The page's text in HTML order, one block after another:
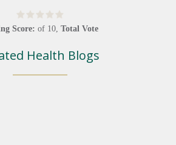
Score: of 10, Total Vote:
Health Blogs